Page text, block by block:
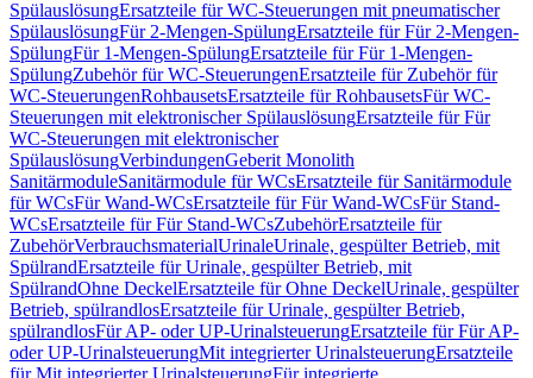
SpülauslösungErsatzteile für WC-Steuerungen mit pneumatischer
SpülauslösungFür 2-Mengen-SpülungErsatzteile für Für 2-Mengen-
SpülungFür 1-Mengen-SpülungErsatzteile für Für 1-Mengen-
SpülungZubehör für WC-SteuerungenErsatzteile für Zubehör für
WC-SteuerungenRohbausetsErsatzteile für RohbausetsFür WC-
Steuerungen mit elektronischer SpülauslösungErsatzteile für Für
WC-Steuerungen mit elektronischer
SpülauslösungVerbindungenGeberit Monolith
SanitärmoduleSanitärmodule für WCsErsatzteile für Sanitärmodule
für WCsFür Wand-WCsErsatzteile für Für Wand-WCsFür Stand-
WCsErsatzteile für Für Stand-WCsZubehörErsatzteile für
ZubehörVerbrauchsmaterialUrinaleUrinale, gespülter Betrieb, mit
SpülrandErsatzteile für Urinale, gespülter Betrieb, mit
SpülrandOhne DeckelErsatzteile für Ohne DeckelUrinale, gespülter
Betrieb, spülrandlosErsatzteile für Urinale, gespülter Betrieb,
spülrandlosFür AP- oder UP-UrinalsteuerungErsatzteile für Für AP-
oder UP-UrinalsteuerungMit integrierter UrinalsteuerungErsatzteile
für Mit integrierter UrinalsteuerungFür integrierte